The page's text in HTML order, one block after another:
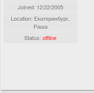
Joined: 12/22/2005
Location: Екатеринбург,
Раша
Status:offline